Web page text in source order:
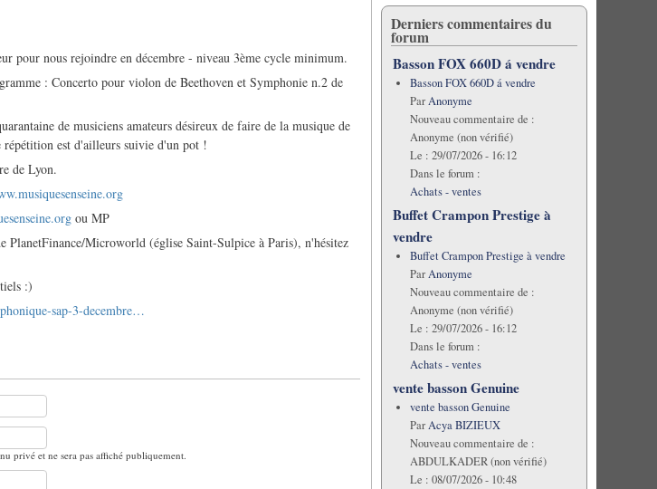
pour nous rejoindre en décembre - niveau 3ème cycle minimum.
: Concerto pour violon de Beethoven et Symphonie n.2 de
de musiciens amateurs désireux de faire de la musique de
répétition est d'ailleurs suivie d'un pot !
de Lyon.
ou MP
PlanetFinance/Microworld (église Saint-Sulpice à Paris), n'hésitez
:)
sap-3-decembre…
privé et ne sera pas affiché publiquement.
Derniers commentaires du
forum
Basson FOX 660D á vendre
Basson FOX 660D á vendre
ParAnonyme
Nouveau commentaire de :
Anonyme (non vérifié)
Le : 29/07/2026 - 16:12
Dans le forum :
Achats - ventes
Buffet Crampon Prestige à
vendre
Buffet Crampon Prestige à vendre
ParAnonyme
Nouveau commentaire de :
Anonyme (non vérifié)
Le : 29/07/2026 - 16:12
Dans le forum :
Achats - ventes
vente basson Genuine
vente basson Genuine
ParAcya BIZIEUX
Nouveau commentaire de :
ABDULKADER (non vérifié)
Le : 08/07/2026 - 10:48